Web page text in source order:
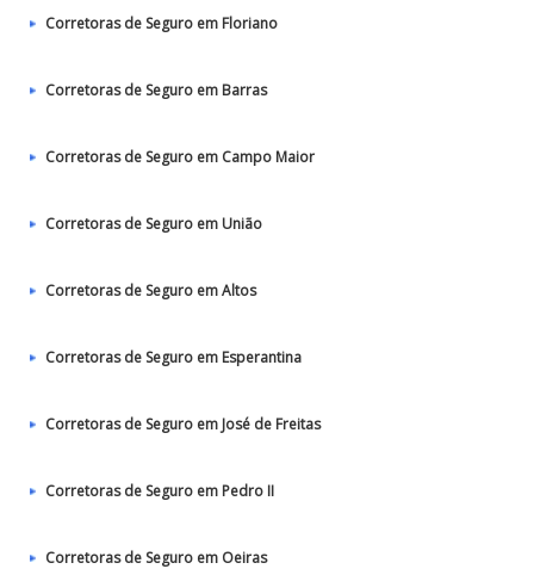
Corretoras de Seguro em Floriano
Corretoras de Seguro em Barras
Corretoras de Seguro em Campo Maior
Corretoras de Seguro em União
Corretoras de Seguro em Altos
Corretoras de Seguro em Esperantina
Corretoras de Seguro em José de Freitas
Corretoras de Seguro em Pedro II
Corretoras de Seguro em Oeiras